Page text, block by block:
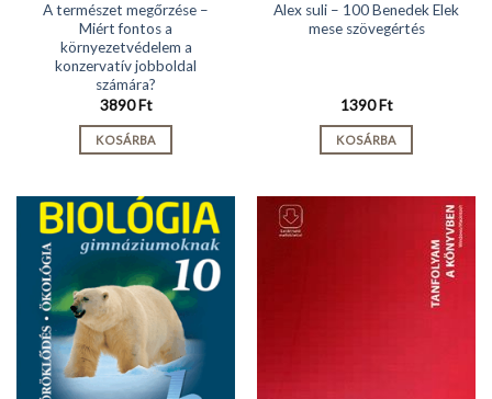
A természet megőrzése –
Miért fontos a
környezetvédelem a
konzervatív jobboldal
számára?
3890Ft
KOSÁRBA
Alex suli – 100 Benedek Elek
mese szövegértés
1390Ft
KOSÁRBA